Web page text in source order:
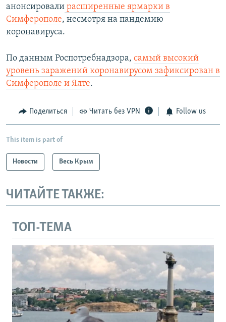
анонсировали расширенные ярмарки в
Симферополе, несмотря на пандемию
коронавируса.
По данным Роспотребнадзора, самый высокий
уровень заражений коронавирусом зафиксирован в
Симферополе и Ялте.
Поделиться Читать без VPN Follow us
This item is part of
Новости Весь Крым
ЧИТАЙТЕ ТАКЖЕ:
ТОП-ТЕМА